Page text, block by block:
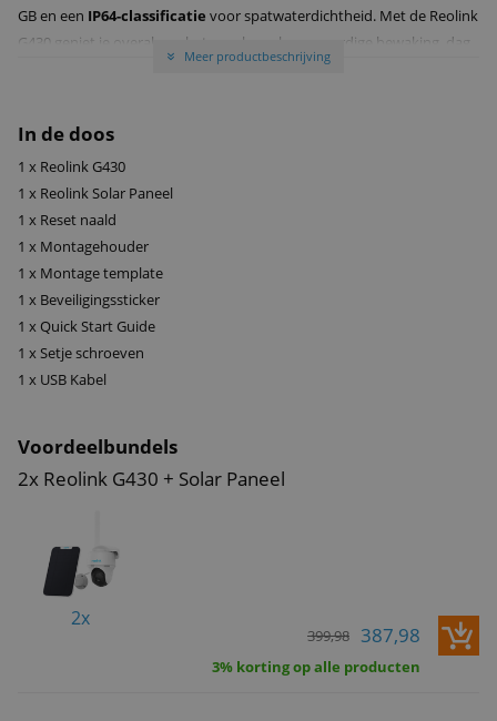
GB en een IP64-classificatie voor spatwaterdichtheid. Met de Reolink
G430 geniet je overal van betrouwbare, hoogwaardige bewaking, dag
» Meer productbeschrijving
In de doos
1 x Reolink G430
1 x Reolink Solar Paneel
1 x Reset naald
1 x Montagehouder
1 x Montage template
1 x Beveiligingssticker
1 x Quick Start Guide
1 x Setje schroeven
1 x USB Kabel
Voordeelbundels
2x Reolink G430 + Solar Paneel
2x
387,98
399,98
3% korting op alle producten